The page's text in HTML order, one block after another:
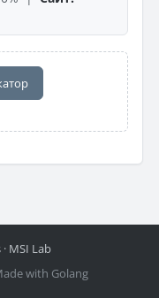
MSI Lab
with Golang